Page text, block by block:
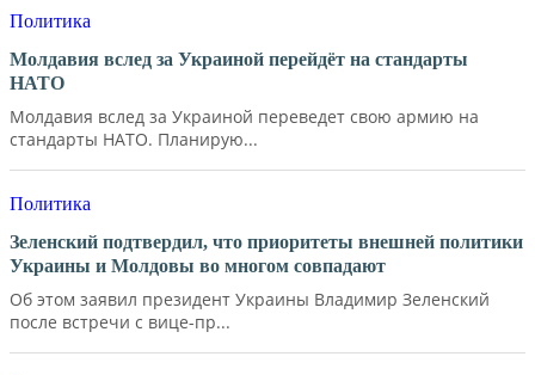
Политика
Молдавия вслед за Украиной перейдёт на стандарты
НАТО
Молдавия вслед за Украиной переведет свою армию на
стандарты НАТО. Планирую...
Политика
Зеленский подтвердил, что приоритеты внешней политики
Украины и Молдовы во многом совпадают
Об этом заявил президент Украины Владимир Зеленский
после встречи с вице-пр...